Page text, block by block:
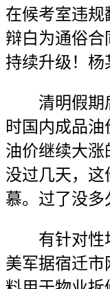
在候考室违规
辩白为通俗合
持续升级！杨
清明假期后
时国内成品
油价继续大
没过几天，这
慕。过了没多
有针对性地
美军据宿迁